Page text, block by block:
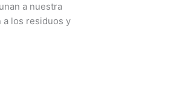
a nuestra
a los residuos y